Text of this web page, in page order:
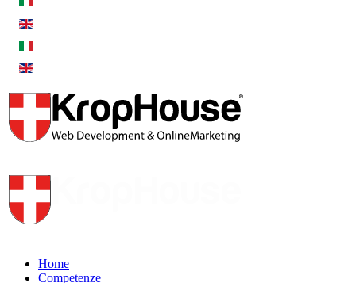
Home
Competenze